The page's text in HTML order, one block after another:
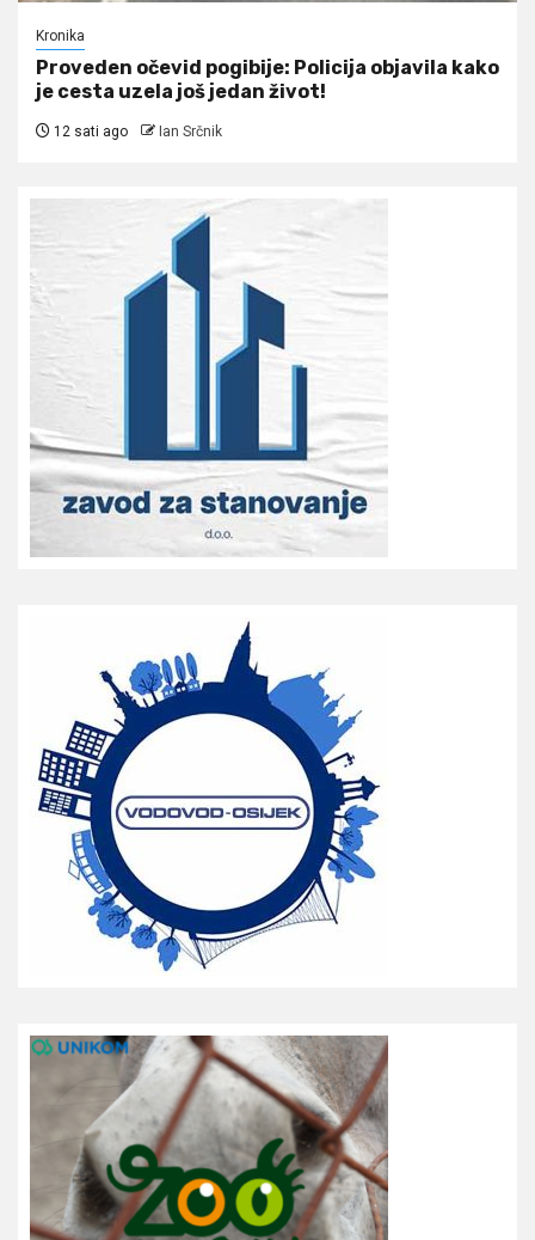
Kronika
Proveden očevid pogibije: Policija objavila kako
je cesta uzela još jedan život!
12 sati ago Ian Srčnik